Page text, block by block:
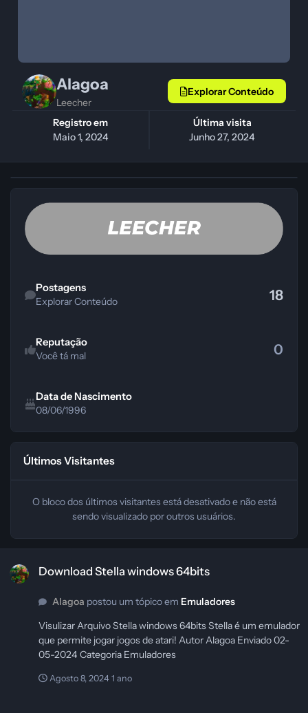
Alagoa
Leecher
Registro em
Maio 1, 2024
Última visita
Junho 27, 2024
Explorar Conteúdo
Postagens
Explorar Conteúdo
18
Reputação
Você tá mal
0
Data de Nascimento
08/06/1996
Últimos Visitantes
O bloco dos últimos visitantes está desativado e não está
sendo visualizado por outros usuários.
Download Stella windows 64bits
Alagoa postou um tópico em Emuladores
Visulizar Arquivo Stella windows 64bits Stella é um emulador
que permite jogar jogos de atari! Autor Alagoa Enviado 02-
Agosto 8, 2024 1 ano